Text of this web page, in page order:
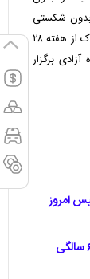
بدون شکستی
خود را حفظ کنند. دیدار تیم های استقلال و آلومینیوم اراک از هفته ۲۸
برگزار
امروز
پدر لیونل مسی درگذشت؛ خورخه مسی در ۶۸ سالگی